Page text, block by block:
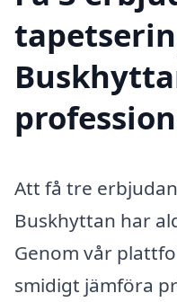
Att få tre
Buskhyttan har
Genom vår
smidigt jämföra